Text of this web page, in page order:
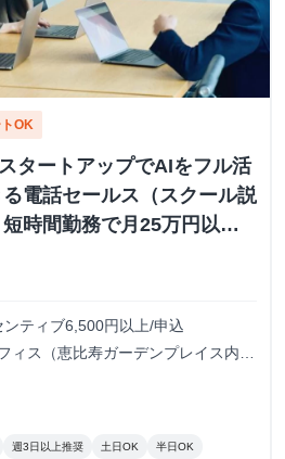
OK
タートアップでAIをフル活
電話セールス（スクール説
時間勤務で月25万円以上
ティブ6,500円以上/申込
ィス（恵比寿ガーデンプレイス内）
対応や業務ツール使用のため、自
ット環境が必須※海外在住・留学
週3日以上推奨 土日OK 半日OK